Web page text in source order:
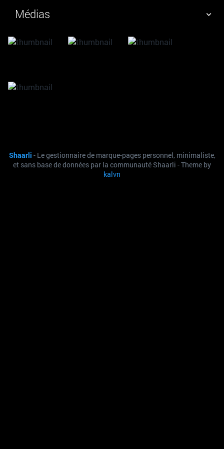
Médias
NUAGE DE TAGS MUR D'IMAGES
Shaarli - Le gestionnaire de marque-pages personnel, minimaliste,
et sans base de données par la communauté Shaarli - Theme by
kalvn